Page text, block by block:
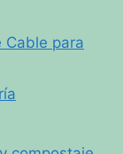
Cable para